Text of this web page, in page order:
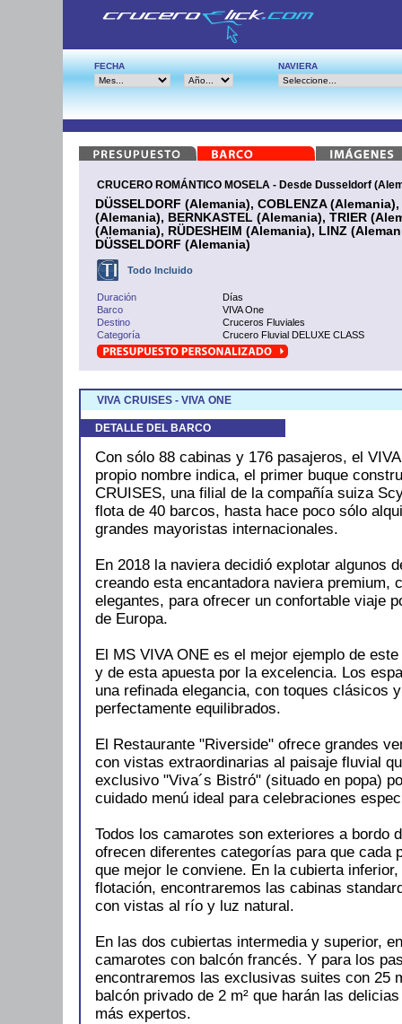
FECHA NAVIERA
CRUCERO ROMÁNTICO MOSELA - Desde Dusseldorf
DÜSSELDORF (Alemania), COBLENZA
(Alemania), BERNKASTEL (Alemania), TRIER
(Alemania), RÜDESHEIM (Alemania), LINZ
DÜSSELDORF (Alemania)
Todo Incluido
Duración
Días
Barco
VIVA One
Destino
Cruceros Fluviales
Categoría
Crucero Fluvial DELUXE CLASS
VIVA CRUISES - VIVA ONE
DETALLE DEL BARCO
Con sólo 88 cabinas y 176 pasajeros, el
propio nombre indica, el primer buque
CRUISES, una filial de la compañía suiza
flota de 40 barcos, hasta hace poco sólo
grandes mayoristas internacionales.
En 2018 la naviera decidió explotar algunos
creando esta encantadora naviera premium,
elegantes, para ofrecer un confortable viaje
de Europa.
El MS VIVA ONE es el mejor ejemplo de
y de esta apuesta por la excelencia. Los
una refinada elegancia, con toques clásicos
perfectamente equilibrados.
El Restaurante "Riverside" ofrece grandes
con vistas extraordinarias al paisaje fluvial
exclusivo "Viva´s Bistró" (situado en popa)
cuidado menú ideal para celebraciones
Todos los camarotes son exteriores a bordo
ofrecen diferentes categorías para que cada
que mejor le conviene. En la cubierta
flotación, encontraremos las cabinas
con vistas al río y luz natural.
En las dos cubiertas intermedia y superior,
camarotes con balcón francés. Y para los
encontraremos las exclusivas suites con 25
balcón privado de 2 m² que harán las
más expertos.